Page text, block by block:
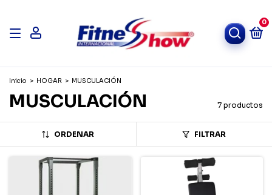
0
Inicio > HOGAR > MUSCULACIÓN
MUSCULACIÓN 7 productos
ORDENAR FILTRAR